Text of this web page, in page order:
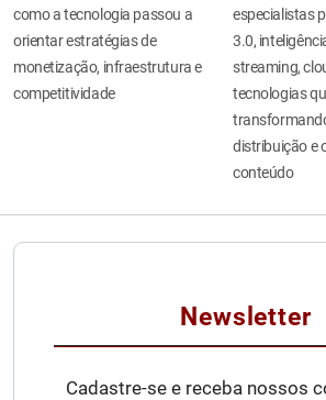
como a tecnologia passou a
orientar estratégias de
monetização, infraestrutura e
competitividade
especialistas
3.0,
streaming,
tecnologias
distribuição e
conteúdo
Newsletter
Cadastre-se e receba nossos